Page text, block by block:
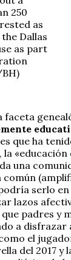
250
as
Dallas
as part
faceta
que ha
la
una
común
serlo
lazos
que padres y
a disfrazar
el
del 2017 y